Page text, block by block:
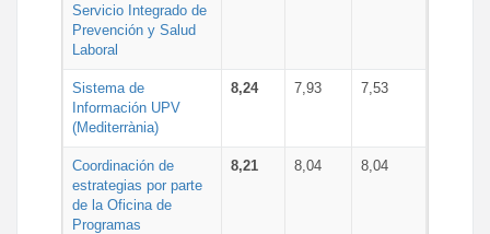
Servicio Integrado de
Prevención y Salud
Laboral
Sistema de
Información UPV
(Mediterrània)
8,24 7,93 7,53
Coordinación de
estrategias por parte
de la Oficina de
Programas
8,21 8,04 8,04